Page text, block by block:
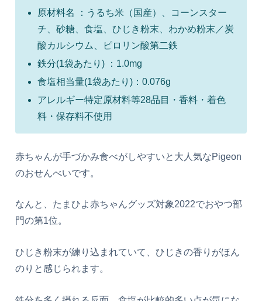
原材料名 ：うるち米（国産）、コーンスター
チ、砂糖、食塩、ひじき粉末、わかめ粉末／炭
酸カルシウム、ピロリン酸第二鉄
鉄分(1袋あたり) ：1.0mg
食塩相当量(1袋あたり)：0.076g
アレルギー特定原材料等28品目・香料・着色
料・保存料不使用
赤ちゃんが手づかみ食べがしやすいと大人気なPigeon
のおせんべいです。
なんと、たまひよ赤ちゃんグッズ対象2022でおやつ部
門の第1位。
ひじき粉末が練り込まれていて、ひじきの香りがほん
のりと感じられます。